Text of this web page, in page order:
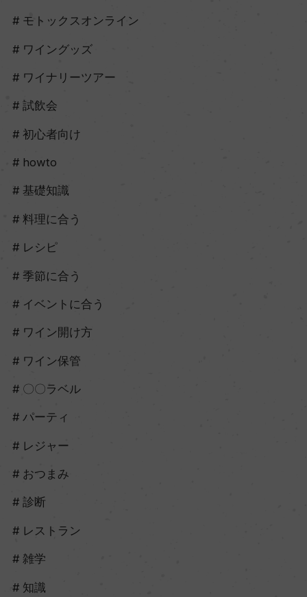
モトックスオンライン
ワイングッズ
ワイナリーツアー
試飲会
初心者向け
howto
基礎知識
料理に合う
レシピ
季節に合う
イベントに合う
ワイン開け方
ワイン保管
〇〇ラベル
パーティ
レジャー
おつまみ
診断
レストラン
雑学
知識